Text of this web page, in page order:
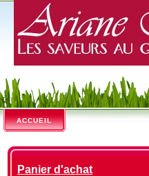
ACCUEIL
Panier d'achat